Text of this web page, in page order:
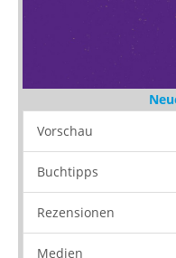
Vorschau
Buchtipps
Rezensionen